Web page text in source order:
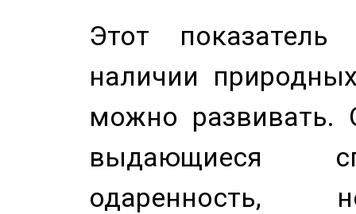
Этот показатель
наличии
можно развивать.
выдающиеся
одаренность,